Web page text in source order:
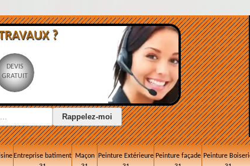
?
DEVIS
GRATUIT
Entreprise batiment Maçon Peinture Extérieure Peinture façade Peinture